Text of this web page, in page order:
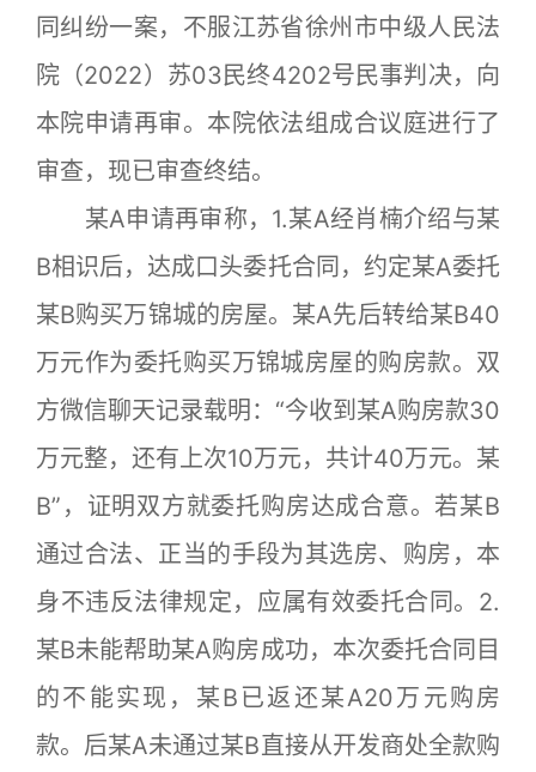
同纠纷一案，不服江苏省徐州市中级人民法
院（2022）苏03民终4202号民事判决，向
本院申请再审。本院依法组成合议庭进行了
审查，现已审查终结。
某A申请再审称，1.某A经肖楠介绍与某
B相识后，达成口头委托合同，约定某A委托
某B购买万锦城的房屋。某A先后转给某B40
万元作为委托购买万锦城房屋的购房款。双
方微信聊天记录载明：“今收到某A购房款30
万元整，还有上次10万元，共计40万元。某
B”，证明双方就委托购房达成合意。若某B
通过合法、正当的手段为其选房、购房，本
身不违反法律规定，应属有效委托合同。2.
某B未能帮助某A购房成功，本次委托合同目
的不能实现，某B已返还某A20万元购房
款。后某A未通过某B直接从开发商处全款购